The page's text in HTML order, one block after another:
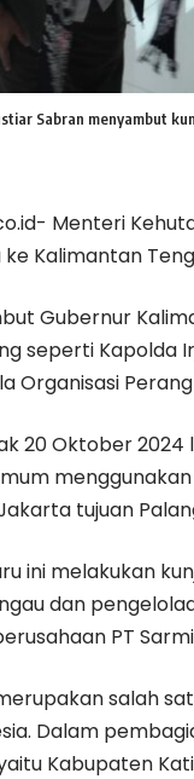
Sabran menyambut
Menteri
Kalimantan
Gubernur
seperti Kapolda
Organisasi
20 Oktober 2024
tujuan
ini melakukan
dan
PT
salah
Dalam
Kabupaten